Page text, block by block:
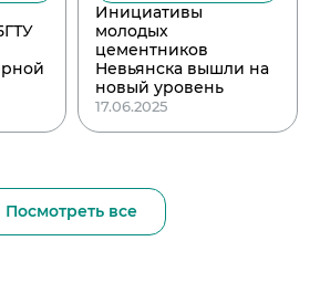
Инициативы
молодых
цементников
Невьянска вышли на
новый уровень
17.06.2025
Посмотреть все